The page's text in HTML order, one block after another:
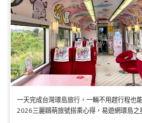
一天完成台灣環島旅行，一輛不用趕行程也
2026三麗鷗萌旅號搭乘心得，易遊網環島之